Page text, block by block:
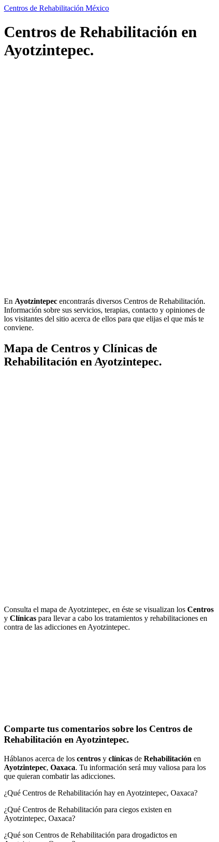
Centros de Rehabilitación México
Centros de Rehabilitación en
Ayotzintepec.
En Ayotzintepec encontrarás diversos Centros de Rehabilitación.
Información sobre sus servicios, terapias, contacto y opiniones de
los visitantes del sitio acerca de ellos para que elijas el que más te
conviene.
Mapa de Centros y Clínicas de
Rehabilitación en Ayotzintepec.
Consulta el mapa de Ayotzintepec, en éste se visualizan los Centros
y Clínicas para llevar a cabo los tratamientos y rehabilitaciones en
contra de las adicciones en Ayotzintepec.
Comparte tus comentarios sobre los Centros de
Rehabilitación en Ayotzintepec.
Háblanos acerca de los centros y clínicas de Rehabilitación en
Ayotzintepec, Oaxaca. Tu información será muy valiosa para los
que quieran combatir las adicciones.
¿Qué Centros de Rehabilitación hay en Ayotzintepec, Oaxaca?
¿Qué Centros de Rehabilitación para ciegos existen en
Ayotzintepec, Oaxaca?
¿Qué son Centros de Rehabilitación para drogadictos en